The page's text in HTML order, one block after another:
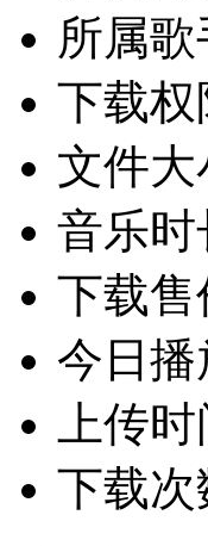
所属
下载权
文件大
音乐时
下载售
今日播
上传
下载次